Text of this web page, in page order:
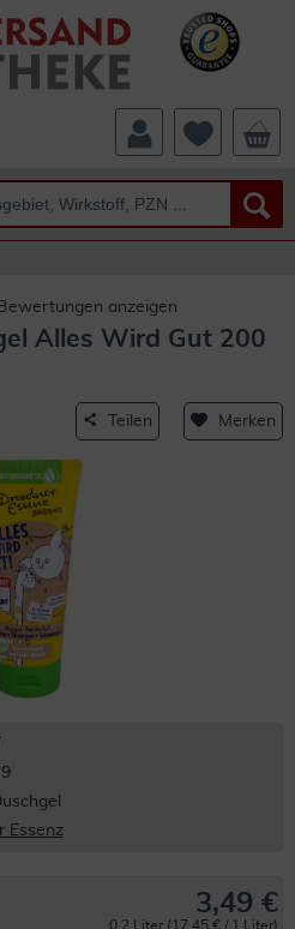
Bewertungen anzeigen
Alles Wird Gut 200
Teilen Merken
Essenz
3,49 €
0.2 Liter (17,45 € / 1 Liter)